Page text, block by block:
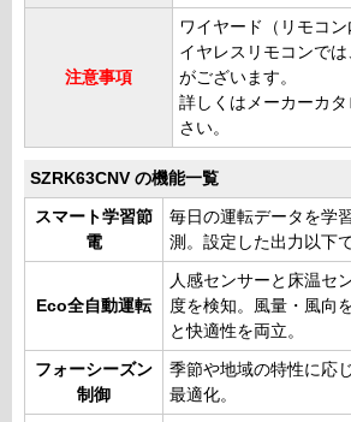
注意事項
ワイヤード（リモコ
イヤレスリモコンで
がございます。
詳しくはメーカーカ
さい。
SZRK63CNV の機能一覧
スマート学習節
電
毎日の運転データを学
測。設定した出力以下
Eco全自動運転
人感センサーと床温セ
度を検知。風量・風向
と快適性を両立。
フォーシーズン
制御
季節や地域の特性に応
最適化。